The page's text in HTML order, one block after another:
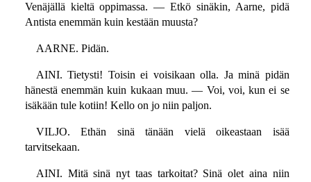
Venäjällä kieltä oppimassa. — Etkö sinäkin, Aarne, pidä
Antista enemmän kuin kestään muusta?
AARNE. Pidän.
AINI. Tietysti! Toisin ei voisikaan olla. Ja minä pidän
hänestä enemmän kuin kukaan muu. — Voi, voi, kun ei se
isäkään tule kotiin! Kello on jo niin paljon.
VILJO. Ethän sinä tänään vielä oikeastaan isää
tarvitsekaan.
AINI. Mitä sinä nyt taas tarkoitat? Sinä olet aina niin